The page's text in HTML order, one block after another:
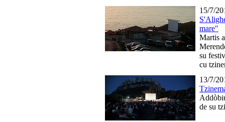
15/7/
mare"
Martis
su
cu
13/7/
de su